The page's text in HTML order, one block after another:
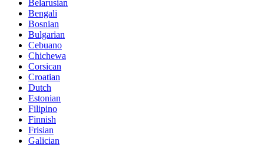
Belarusian
Bengali
Bosnian
Bulgarian
Cebuano
Chichewa
Corsican
Croatian
Dutch
Estonian
Filipino
Finnish
Frisian
Galician